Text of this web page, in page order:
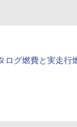
ログ燃費と実走行